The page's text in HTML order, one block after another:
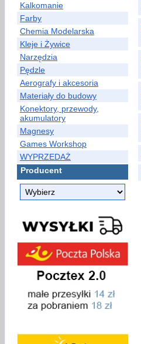
Kalkomanie
Farby
Chemia Modelarska
Kleje i Żywice
Narzędzia
Pędzle
Aerografy i akcesoria
Materiały do budowy
Konektory, przewody,
akumulatory
Magnesy
Games Workshop
WYPRZEDAŻ
Producent